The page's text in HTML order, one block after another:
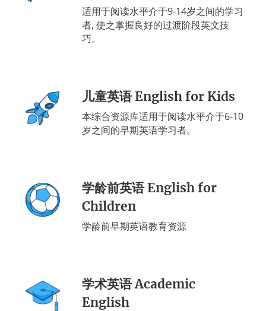
适用于阅读水平介于9-14岁之间的学习
者, 使之掌握良好的过渡阶段英文技
巧。
儿童英语 English for Kids
本综合资源库适用于阅读水平介于6-10
岁之间的早期英语学习者。
学龄前英语 English for
Children
学龄前早期英语教育资源
学术英语 Academic
English